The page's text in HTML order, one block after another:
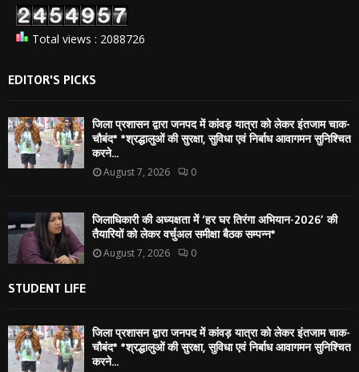
Total views : 2088726
EDITOR'S PICKS
जिला प्रशासन द्वारा जनपद में कांवड़ यात्रा को लेकर इंतजाम चाक-
चौबंद* *श्रद्धालुओं की सुरक्षा, सुविधा एवं निर्बाध आवागमन सुनिश्चित
करने...
August 7, 2026 0
जिलाधिकारी की अध्यक्षता में ‘हर घर तिरंगा अभियान-2026’ की
तैयारियों को लेकर वर्चुअल समीक्षा बैठक सम्पन्न*
August 7, 2026 0
STUDENT LIFE
जिला प्रशासन द्वारा जनपद में कांवड़ यात्रा को लेकर इंतजाम चाक-
चौबंद* *श्रद्धालुओं की सुरक्षा, सुविधा एवं निर्बाध आवागमन सुनिश्चित
करने...